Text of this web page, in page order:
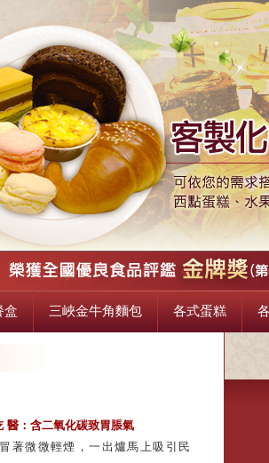
最新消息, 西點餐盒, 活動餐盒, 麵包餐盒, 會議餐盒, 三峽金牛角麵包, 各式蛋糕,
盒 三峽金牛角麵包 各式蛋糕
醫：含二氧化碳致胃脹氣
著微微輕煙，一出爐馬上吸引民